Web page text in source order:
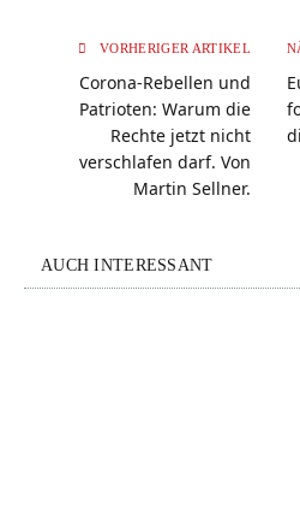
VORHERIGER ARTIKEL
Corona-Rebellen und
Patrioten: Warum die
Rechte jetzt nicht
verschlafen darf. Von
Martin Sellner.
AUCH INTERESSANT